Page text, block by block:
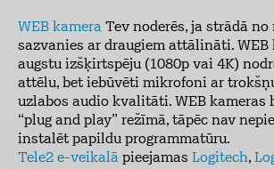
WEB kamera Tev noderēs, ja strādā
sazvanies ar draugiem attālināti. WEB
augstu izšķirtspēju (1080p vai 4K)
attēlu, bet iebūvēti mikrofoni ar
uzlabos audio kvalitāti. WEB kameras
“plug and play” režīmā, tāpēc nav
instalēt papildu programmatūru.
Tele2 e-veikalā pieejamas Logitech,